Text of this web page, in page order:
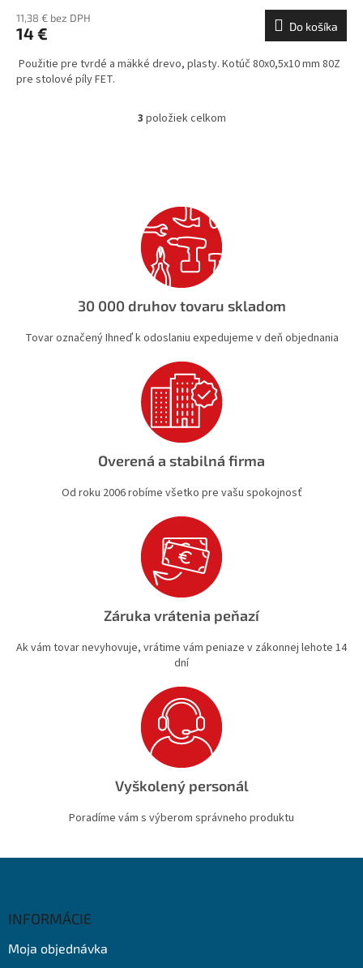
11,38 € bez DPH
14 € Do košíka
Použitie pre tvrdé a mäkké drevo, plasty. Kotúč 80x0,5x10 mm 80Z
pre stolové píly FET.
O
c
i
e
p
r
v
k
v
p
i
s
u
3 položiek celkom
30 000 druhov tovaru skladom
Tovar označený Ihneď k odoslaniu expedujeme v deň objednania
Overená a stabilná firma
Od roku 2006 robíme všetko pre vašu spokojnosť
Záruka vrátenia peňazí
Ak vám tovar nevyhovuje, vrátime vám peniaze v zákonnej lehote 14
dní
Vyškolený personál
Poradíme vám s výberom správneho produktu
INFORMÁCIE
Moja objednávka